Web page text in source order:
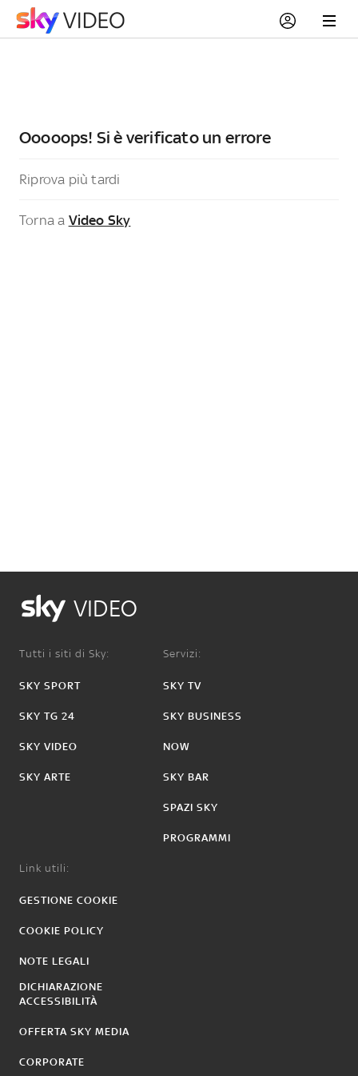
Ooooops! Si è verificato un errore
Riprova più tardi
Torna a Video Sky
VIDEO
Tutti i siti di Sky:
SKY SPORT
SKY TG 24
SKY VIDEO
SKY ARTE
Servizi:
SKY TV
SKY BUSINESS
NOW
SKY BAR
SPAZI SKY
PROGRAMMI
Link utili:
GESTIONE COOKIE
COOKIE POLICY
NOTE LEGALI
DICHIARAZIONE
ACCESSIBILITÀ
OFFERTA SKY MEDIA
CORPORATE